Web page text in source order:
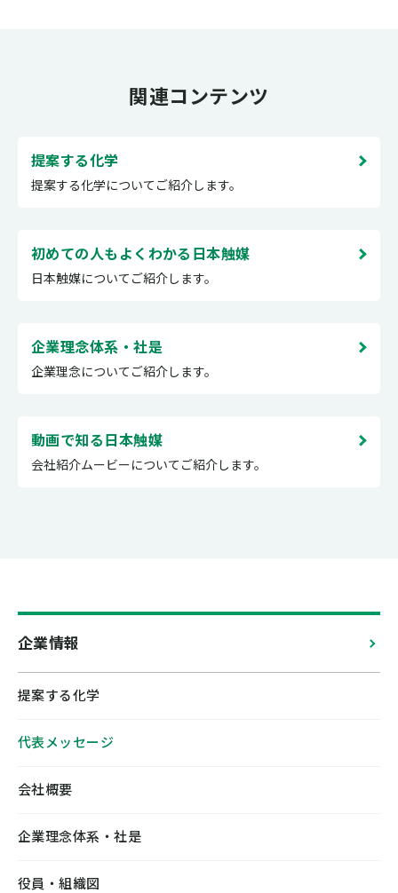
関連コンテンツ
提案する化学
提案する化学についてご紹介します。
初めての人もよくわかる日本触媒
日本触媒についてご紹介します。
企業理念体系・社是
企業理念についてご紹介します。
動画で知る日本触媒
会社紹介ムービーについてご紹介します。
企業情報
提案する化学
代表メッセージ
会社概要
企業理念体系・社是
役員・組織図